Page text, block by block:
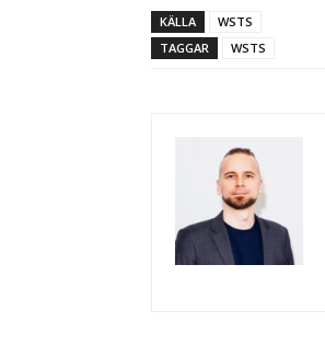
KÄLLA
WSTS
TAGGAR
WSTS